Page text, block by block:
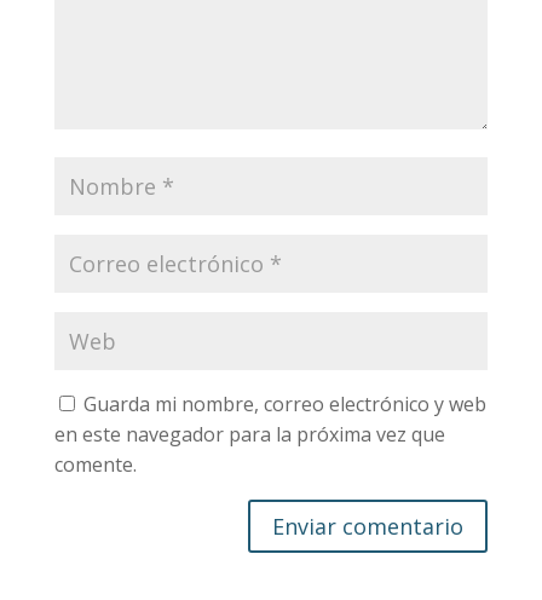
Guarda mi nombre, correo electrónico y web
en este navegador para la próxima vez que
comente.